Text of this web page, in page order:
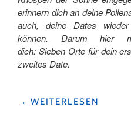
erinnern dich an deine
auch, deine Dates
können. Darum hier
dich: Sieben Orte für dein
zweites Date.
"FRÜHLINGSERWACHEN
→ WEITERLESEN